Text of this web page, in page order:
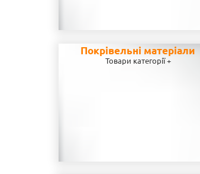
Покрівельні матеріали
Товари категорії +